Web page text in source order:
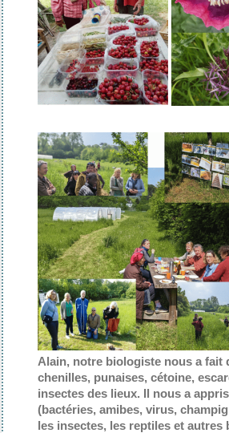
Alain, notre biologiste nous a fait
chenilles, punaises, cétoine,
insectes des lieux. Il nous a
(bactéries, amibes, virus,
les insectes, les reptiles et autres